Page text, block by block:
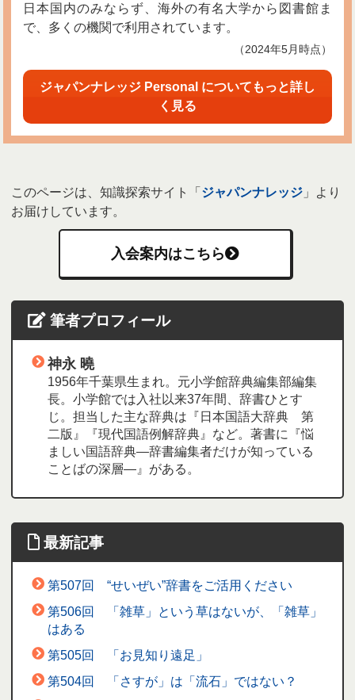
日本国内のみならず、海外の有名大学から図書館ま
で、多くの機関で利用されています。
（2024年5月時点）
ジャパンナレッジ Personal についてもっと詳し
く見る
このページは、知識探索サイト「 ジャパンナレッジ 」より
お届けしています。
入会案内はこちら
筆者プロフィール
神永 曉
1956年千葉県生まれ。元小学館辞典編集部編集
長。小学館では入社以来37年間、辞書ひとす
じ。担当した主な辞典は『日本国語大辞典 第
二版』『現代国語例解辞典』など。著書に『悩
ましい国語辞典―辞書編集者だけが知っている
ことばの深層―』がある。
最新記事
第507回 “せいぜい”辞書をご活用ください
第506回 「雑草」という草はないが、「雑草」
はある
第505回 「お見知り遠足」
第504回 「さすが」は「流石」ではない？